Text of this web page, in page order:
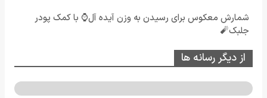
شمارش معکوس برای رسیدن به وزن آیده آل⌚ با کمک پودر
جلبک🧨
از دیگر رسانه ها